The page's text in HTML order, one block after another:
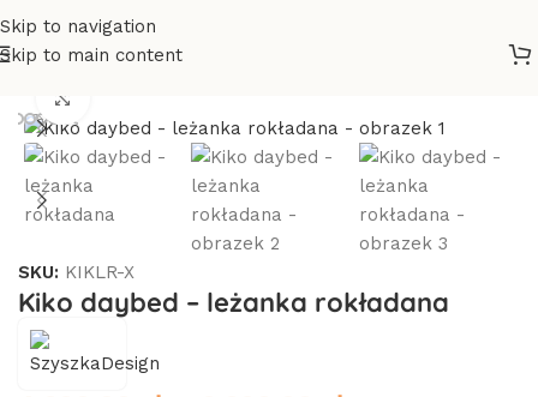
Skip to navigation
Skip to main content
SKU: KIKLR-X
Kiko daybed – leżanka rokładana